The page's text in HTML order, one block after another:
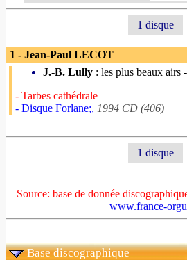
1 disque
1 - Jean-Paul LECOT
J.-B. Lully : les plus beaux airs
- Tarbes cathédrale
- Disque Forlane;, 1994 CD (406)
1 disque
Source: base de donnée
www.france-
Base discographique